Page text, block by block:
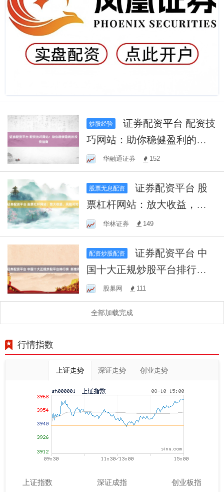
炒股经验
证券配资平台 配资技
巧网站：助你稳健盈利的投
资指南华融通证券 152
股票无息配资
证券配资平台 股
票杠杆网站：放大收益，风
险可知！
华林证券 149
配资炒股配资
证券配资平台 中
国十大正规炒股平台排行榜
新推荐
股巢网 111
全部加载完成
行情指数
上证走势 深证走势 创业走势
上证指数 深证成指 创业板指